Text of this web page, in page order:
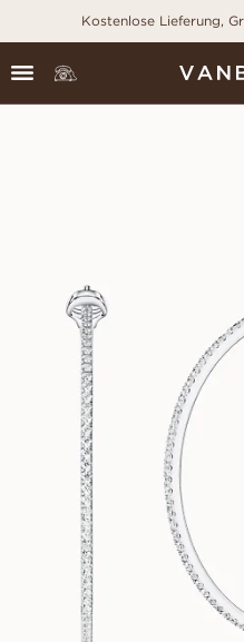
Kostenlose Lieferung,